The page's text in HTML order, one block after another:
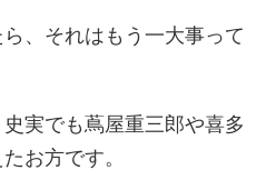
、それはもう一大事って
実でも蔦屋重三郎や喜多
お方です。